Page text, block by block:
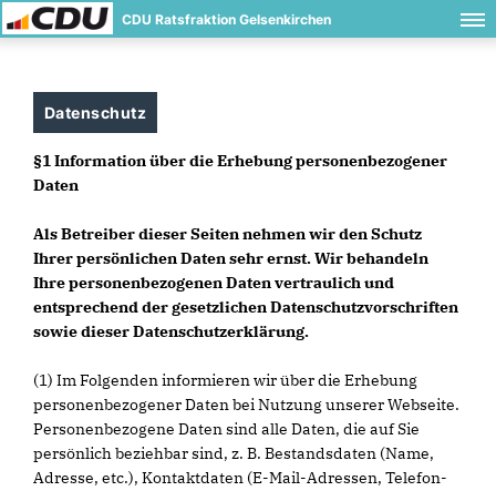
CDU Ratsfraktion Gelsenkirchen
Datenschutz
§1 Information über die Erhebung personenbezogener
Daten
Als Betreiber dieser Seiten nehmen wir den Schutz
Ihrer persönlichen Daten sehr ernst. Wir behandeln
Ihre personenbezogenen Daten vertraulich und
entsprechend der gesetzlichen Datenschutzvorschriften
sowie dieser Datenschutzerklärung.
(1) Im Folgenden informieren wir über die Erhebung
personenbezogener Daten bei Nutzung unserer Webseite.
Personenbezogene Daten sind alle Daten, die auf Sie
persönlich beziehbar sind, z. B. Bestandsdaten (Name,
Adresse, etc.), Kontaktdaten (E-Mail-Adressen, Telefon-